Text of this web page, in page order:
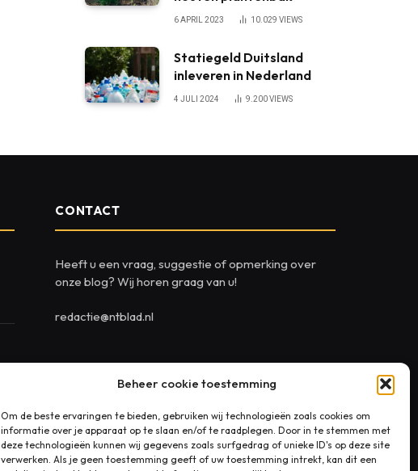
Beheer cookie toestemming
Om de beste ervaringen te bieden, gebruiken wij technologieën zoals cookies om
informatie over je apparaat op te slaan en/of te raadplegen. Door in te stemmen met
deze technologieën kunnen wij gegevens zoals surfgedrag of unieke ID's op deze site
verwerken. Als je geen toestemming geeft of uw toestemming intrekt, kan dit een
6 APRIL 2023 10.029 VIEWS
Statiegeld Duitsland
inleveren in Nederland
4 JULI 2024 9.200VIEWS
CONTACT
Heeft u een vraag, suggestie of opmerking over
onze blog? Wij horen graag van u!
redactie@ntblad.nl